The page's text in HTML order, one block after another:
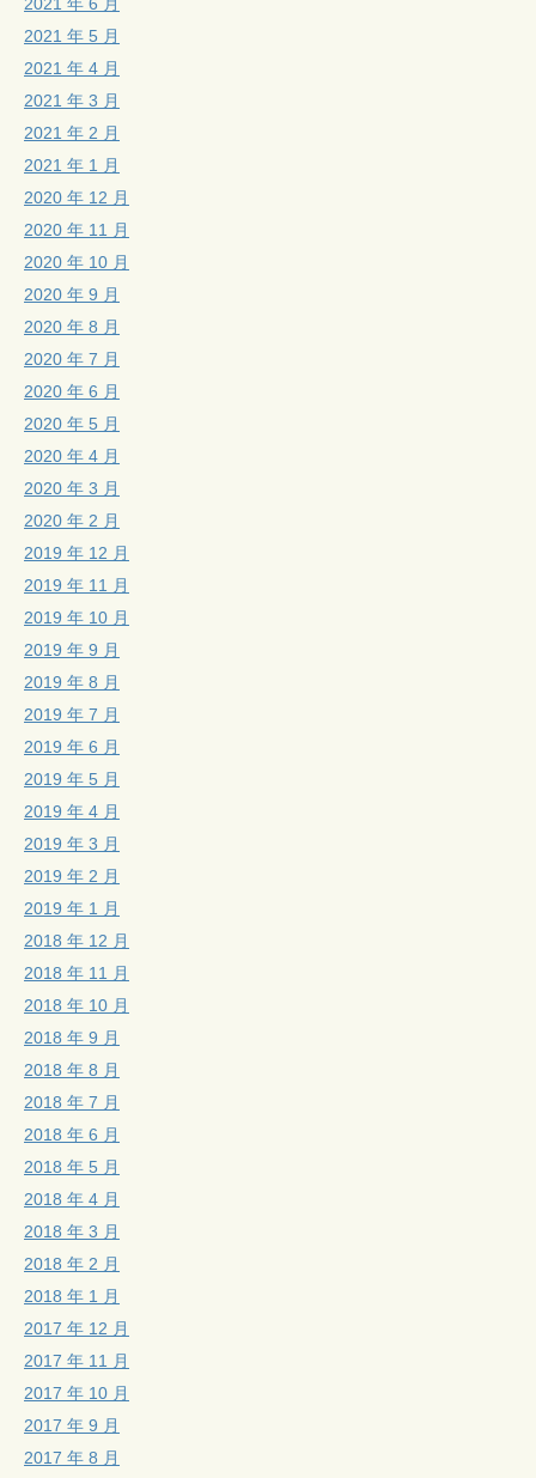
2021 年 5 月
2021 年 4 月
2021 年 3 月
2021 年 2 月
2021 年 1 月
2020 年 12 月
2020 年 11 月
2020 年 10 月
2020 年 9 月
2020 年 8 月
2020 年 7 月
2020 年 6 月
2020 年 5 月
2020 年 4 月
2020 年 3 月
2020 年 2 月
2019 年 12 月
2019 年 11 月
2019 年 10 月
2019 年 9 月
2019 年 8 月
2019 年 7 月
2019 年 6 月
2019 年 5 月
2019 年 4 月
2019 年 3 月
2019 年 2 月
2019 年 1 月
2018 年 12 月
2018 年 11 月
2018 年 10 月
2018 年 9 月
2018 年 8 月
2018 年 7 月
2018 年 6 月
2018 年 5 月
2018 年 4 月
2018 年 3 月
2018 年 2 月
2018 年 1 月
2017 年 12 月
2017 年 11 月
2017 年 10 月
2017 年 9 月
2017 年 8 月